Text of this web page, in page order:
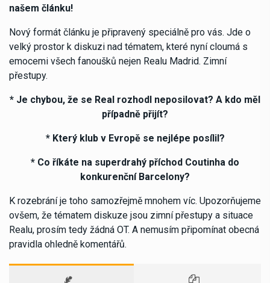
našem článku!
Nový formát článku je připravený speciálně pro vás. Jde o
velký prostor k diskuzi nad tématem, které nyní cloumá s
emocemi všech fanoušků nejen Realu Madrid. Zimní
přestupy.
* Je chybou, že se Real rozhodl neposilovat? A kdo měl
případně přijít?
* Který klub v Evropě se nejlépe posílil?
* Co říkáte na superdrahý příchod Coutinha do
konkurenční Barcelony?
K rozebrání je toho samozřejmě mnohem víc. Upozorňujeme
ovšem, že tématem diskuze jsou zimní přestupy a situace
Realu, prosím tedy žádná OT. A nemusím připomínat obecná
pravidla ohledně komentářů.